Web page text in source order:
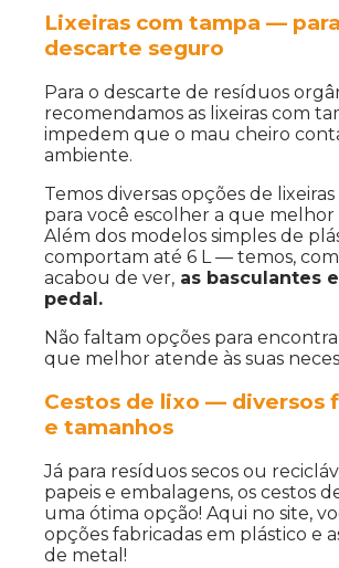
Lixeiras com tampa —
descarte seguro
Para o descarte de resíduos
recomendamos as lixeiras com
impedem que o mau cheiro
ambiente.
Temos diversas opções de
para você escolher a que
Além dos modelos simples de
comportam até 6 L — temos,
acabou de ver, as basculantes
pedal.
Não faltam opções para
que melhor atende às suas
Cestos de lixo — diversos
e tamanhos
Já para resíduos secos ou
papeis e embalagens, os cestos
uma ótima opção! Aqui no site,
opções fabricadas em plástico e
de metal!